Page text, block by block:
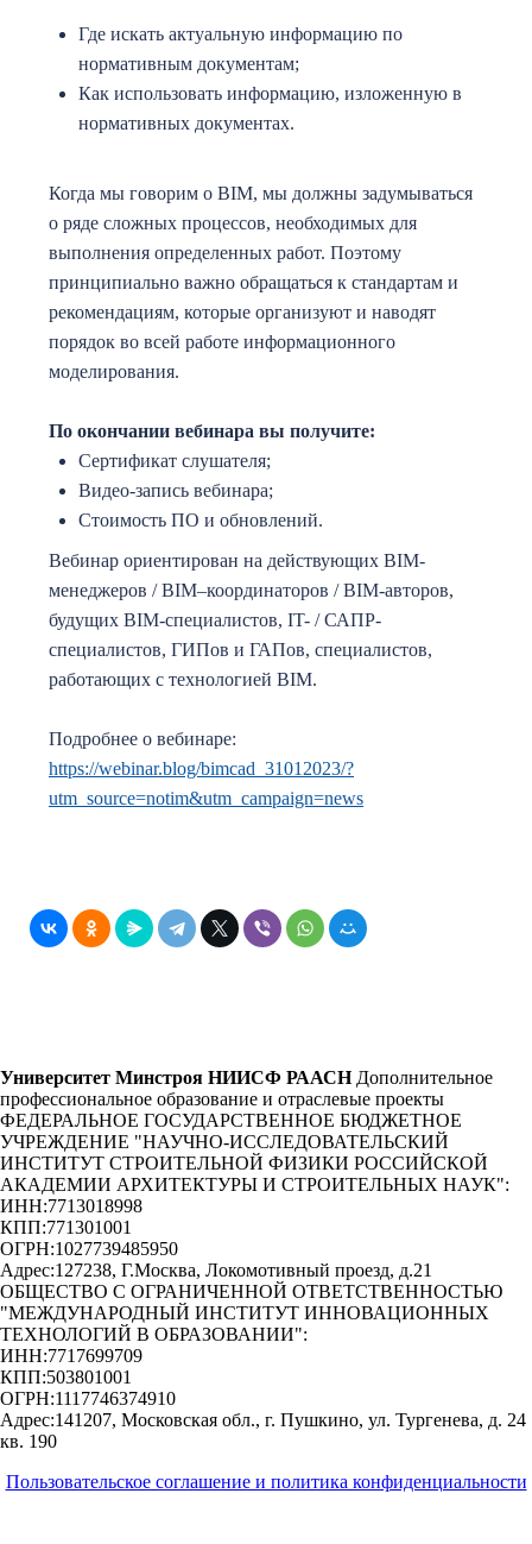
Где искать актуальную информацию по
нормативным документам;
Как использовать информацию, изложенную в
нормативных документах.
Когда мы говорим о BIM, мы должны задумываться
о ряде сложных процессов, необходимых для
выполнения определенных работ. Поэтому
принципиально важно обращаться к стандартам и
рекомендациям, которые организуют и наводят
порядок во всей работе информационного
моделирования.
По окончании вебинара вы получите:
Сертификат слушателя;
Видео-запись вебинара;
Стоимость ПО и обновлений.
Вебинар ориентирован на действующих BIM-
менеджеров / BIM–координаторов / BIM-авторов,
будущих BIM-специалистов, IT- / САПР-
специалистов, ГИПов и ГАПов, специалистов,
работающих с технологией BIM.
Подробнее о вебинаре:
https://webinar.blog/bimcad_31012023/?
utm_source=notim&utm_campaign=news
Университет Минстроя НИИСФ РААСН Дополнительное
профессиональное образование и отраслевые проекты
ФЕДЕРАЛЬНОЕ ГОСУДАРСТВЕННОЕ БЮДЖЕТНОЕ
УЧРЕЖДЕНИЕ "НАУЧНО-ИССЛЕДОВАТЕЛЬСКИЙ
ИНСТИТУТ СТРОИТЕЛЬНОЙ ФИЗИКИ РОССИЙСКОЙ
АКАДЕМИИ АРХИТЕКТУРЫ И СТРОИТЕЛЬНЫХ НАУК":
ИНН:7713018998
КПП:771301001
ОГРН:1027739485950
Адрес:127238, Г.Москва, Локомотивный проезд, д.21
ОБЩЕСТВО С ОГРАНИЧЕННОЙ ОТВЕТСТВЕННОСТЬЮ
"МЕЖДУНАРОДНЫЙ ИНСТИТУТ ИННОВАЦИОННЫХ
ТЕХНОЛОГИЙ В ОБРАЗОВАНИИ":
ИНН:7717699709
КПП:503801001
ОГРН:1117746374910
Адрес:141207, Московская обл., г. Пушкино, ул. Тургенева, д. 24
кв. 190
Пользовательское соглашение и политика конфиденциальности